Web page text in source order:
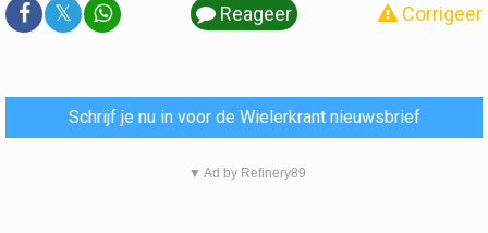
𝕏 Reageer Corrigeer
Schrijf je nu in voor de Wielerkrant nieuwsbrief
▼ Ad by Refinery89